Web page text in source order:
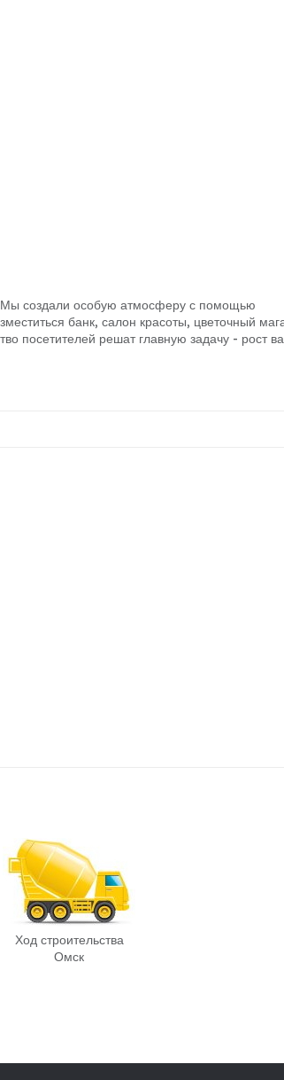
создали особую атмосферу с помощью
банк, салон красоты, цветочный
посетителей решат главную задачу - рост
Ход строительства
Омск